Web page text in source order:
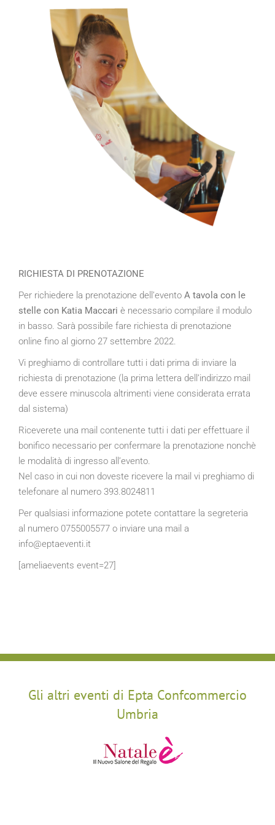
RICHIESTA DI PRENOTAZIONE
Per richiedere la prenotazione dell’evento A tavola con le
stelle con Katia Maccari è necessario compilare il modulo
in basso. Sarà possibile fare richiesta di prenotazione
online fino al giorno 27 settembre 2022.
Vi preghiamo di controllare tutti i dati prima di inviare la
richiesta di prenotazione (la prima lettera dell’indirizzo mail
deve essere minuscola altrimenti viene considerata errata
dal sistema)
Riceverete una mail contenente tutti i dati per effettuare il
bonifico necessario per confermare la prenotazione nonchè
le modalità di ingresso all’evento.
Nel caso in cui non doveste ricevere la mail vi preghiamo di
telefonare al numero 393.8024811
Per qualsiasi informazione potete contattare la segreteria
al numero 0755005577 o inviare una mail a
info@eptaeventi.it
[ameliaevents event=27]
Gli altri eventi di Epta Confcommercio
Umbria